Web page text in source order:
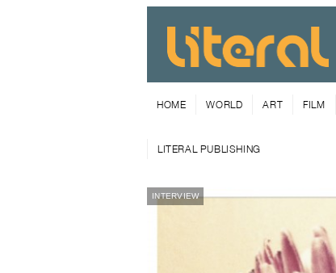
HOME WORLD ART FILM
LITERAL PUBLISHING
INTERVIEW